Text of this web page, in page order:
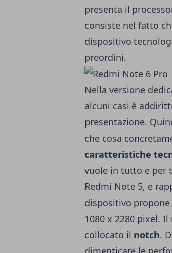
presenta il
consiste nel fatto
dispositivo
preordini.
Nella versione
alcuni casi è
presentazione.
che cosa
caratteristiche
vuole in tutto e per
Redmi Note 5, e
dispositivo propone
1080 x 2280 pixel.
collocato il notch.